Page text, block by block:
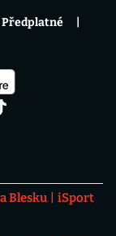
Blesku
iSport
Předplatné